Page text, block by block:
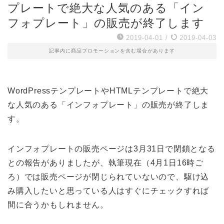
プレートで絶大な人気のある「イン
フォプレート」の販売が終了します
2019-04-01 / 2019-04-03
記事内に商品プロモーションを含む場合があります
WordPressテンプレートやHTMLテンプレートで絶大
な人気のある「インフォプレート」の販売が終了しま
す。
インフォプレートの販売ページは3月31日で閉鎖となる
との報告がありましたが、執筆現在（4月1日16時ご
ろ）では販売ページが閉じられていないので、駆け込
み購入したいと思っている人はすぐにチェックすれば
間に合うかもしれません。